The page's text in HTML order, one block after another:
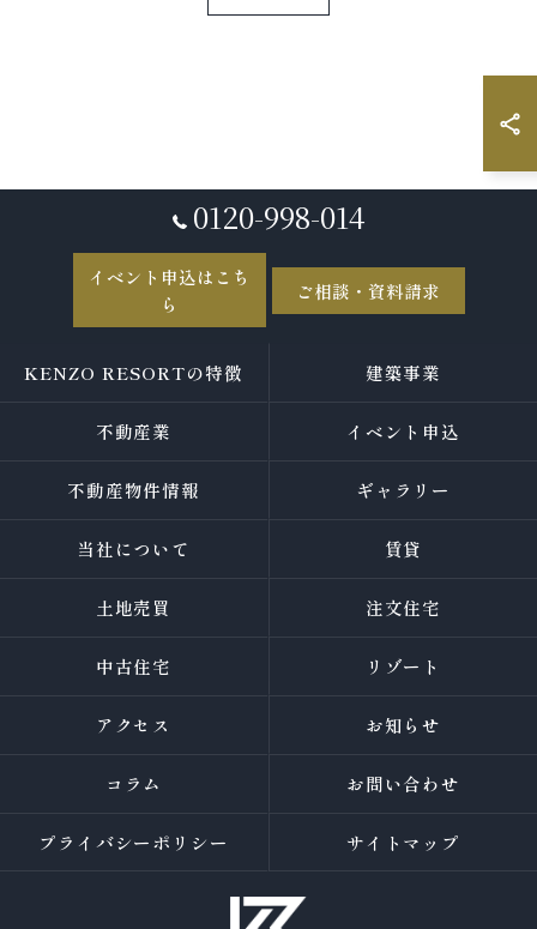
0120-998-014
イベント申込はこち
ら
ご相談・資料請求
KENZO RESORTの特徴 建築事業
不動産業 イベント申込
不動産物件情報 ギャラリー
当社について 賃貸
土地売買 注文住宅
中古住宅 リゾート
アクセス お知らせ
コラム お問い合わせ
プライバシーポリシー サイトマップ